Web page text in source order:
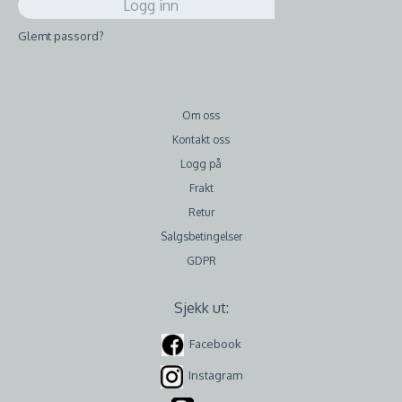
Glemt passord?
Om oss
Kontakt oss
Logg på
Frakt
Retur
Salgsbetingelser
GDPR
Sjekk ut:
Facebook
Instagram